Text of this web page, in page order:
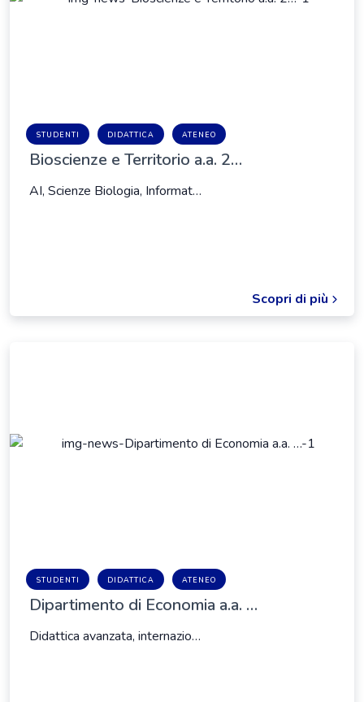
STUDENTI DIDATTICA ATENEO
Bioscienze e Territorio a.a. 2…
AI, Scienze Biologia, Informat…
Scopri di più
STUDENTI DIDATTICA ATENEO
Dipartimento di Economia a.a. …
Didattica avanzata, internazio…